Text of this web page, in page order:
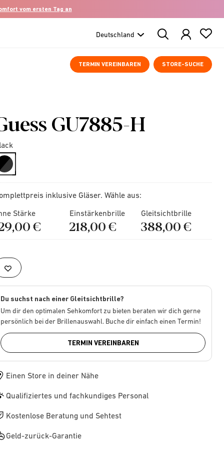
vom ersten Tag an
Search
Products
TERMIN VEREINBAREN STORE-SUCHE
GU7885-H
selected
inklusive Gläser. Wähle aus:
Stärke
€
Einstärkenbrille
218,00 €
Gleitsichtbrille
388,00 €
Du suchst nach einer Gleitsichtbrille?
Um dir den optimalen Sehkomfort zu bieten beraten wir dich gerne
persönlich bei der Brillenauswahl. Buche dir einfach einen Termin!
TERMIN VEREINBAREN
Einen Store in deiner Nähe
Qualifiziertes und fachkundiges Personal
Kostenlose Beratung und Sehtest
Geld-zurück-Garantie